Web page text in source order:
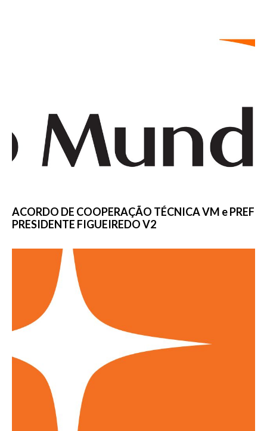
ACORDO DE COOPERAÇÃO TÉCNICA VM e PREF
PRESIDENTE FIGUEIREDO V2